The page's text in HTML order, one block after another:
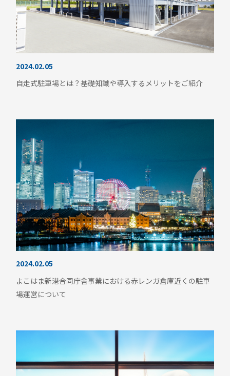
2024.02.05
自走式駐車場とは？基礎知識や導入するメリットをご紹介
2024.02.05
よこはま新港合同庁舎事業における赤レンガ倉庫近くの駐車
場運営について